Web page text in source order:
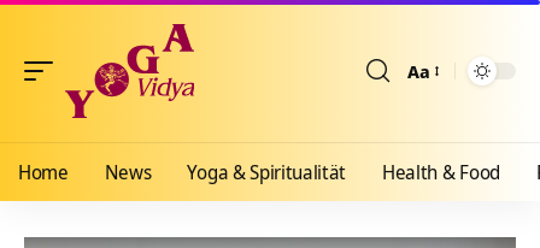
Aa
Home News Yoga & Spiritualität Health & Food